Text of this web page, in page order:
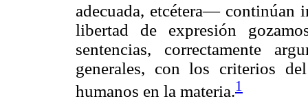
adecuada, etcétera— continúan
libertad de expresión
sentencias, correctamente
generales, con los criterios
humanos en la materia.1